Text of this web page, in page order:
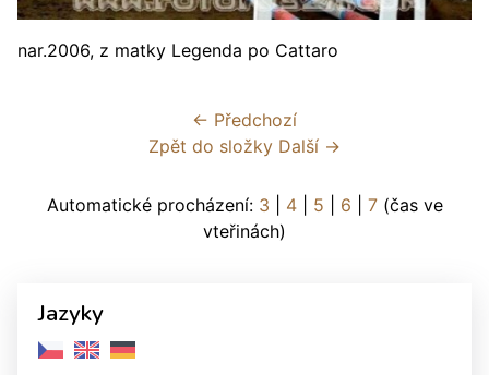
nar.2006, z matky Legenda po Cattaro
← Předchozí
Zpět do složky Další →
Automatické procházení: 3 4| 5 6 7(čas ve
vteřinách)
Jazyky